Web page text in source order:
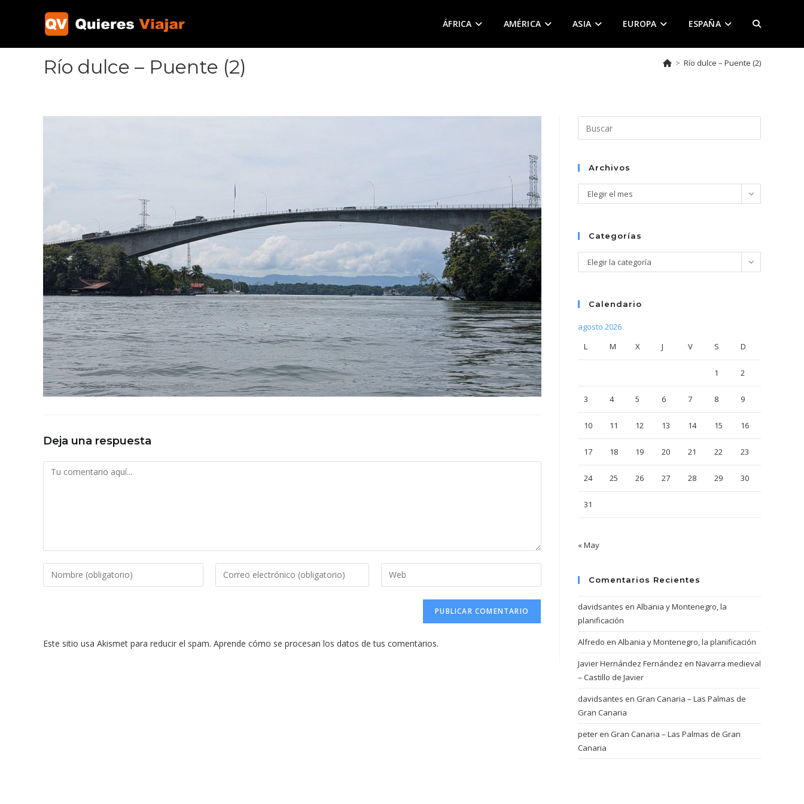
ÁFRICA AMÉRICA ASIA EUROPA ESPAÑA ALTERNAR
DE
Río dulce – Puente (2) > Río dulce – Puente (2)
Deja una respuesta
Comentario
Introduce
tu
de
Introduce
tu
electrónico
Introduce
la
web
Este sitio usa Akismet para reducir el spam. Aprende cómo se procesan los datos de tus comentarios.
Escape
el
Archivos
Archivos
Elegir el mes
Categorías
Categorías
Elegir la categoría
Calendario
agosto 2026
L
M X J V S D
1 2
3 4 5 6 7 8 9
10 11 12 13 14 15 16
17 18 19 20 21 22 23
24 25 26 27 28 29 30
31
« May
Comentarios Recientes
davidsantes en Albania y Montenegro, la
planificación
Alfredo en Albania y Montenegro, la planificación
Javier Hernández Fernández en Navarra medieval
– Castillo de Javier
davidsantes en Gran Canaria – Las Palmas de
Gran Canaria
peteren Gran Canaria – Las Palmas de Gran
Canaria